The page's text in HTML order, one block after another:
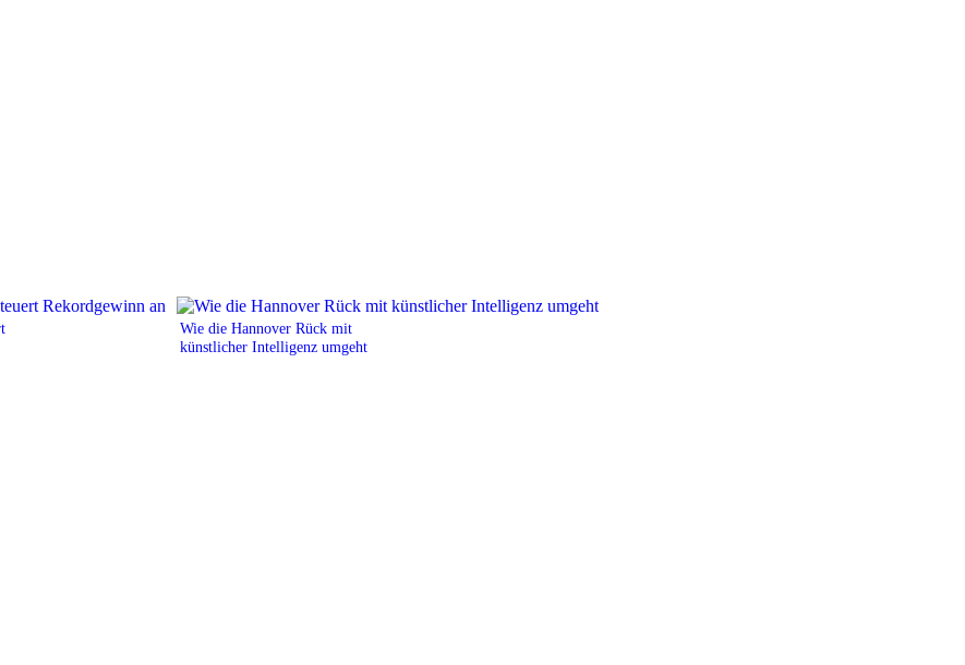
Wie die Hannover Rück mit
künstlicher Intelligenz umgeht